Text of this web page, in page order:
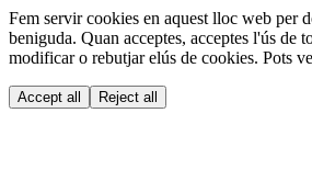
Fem servir cookies en aquest lloc web per
beniguda. Quan acceptes, acceptes l'ús de
modificar o rebutjar elús de cookies. Pots
Accept all Reject all